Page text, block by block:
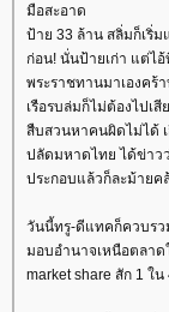
มือสะอาด
ป้าย 33 ล้าน สลิ่มก็เริ่
ก่อน! นั่นป้ายเก่า แต่ไ
พระราชทานมาเองคร้
เรือรบล่มก็ไม่ต้องไปเ
สืบสวนหาคนผิดไม่ได้
ปลัดมหาดไทย ได้ข่าว
ประกอบแล้วก็ละม้ายค
วันนี้ทรู-ดีแทคก็ควบรว
มอบอำนาจเหนือตลาด
market share สัก 1 ใ